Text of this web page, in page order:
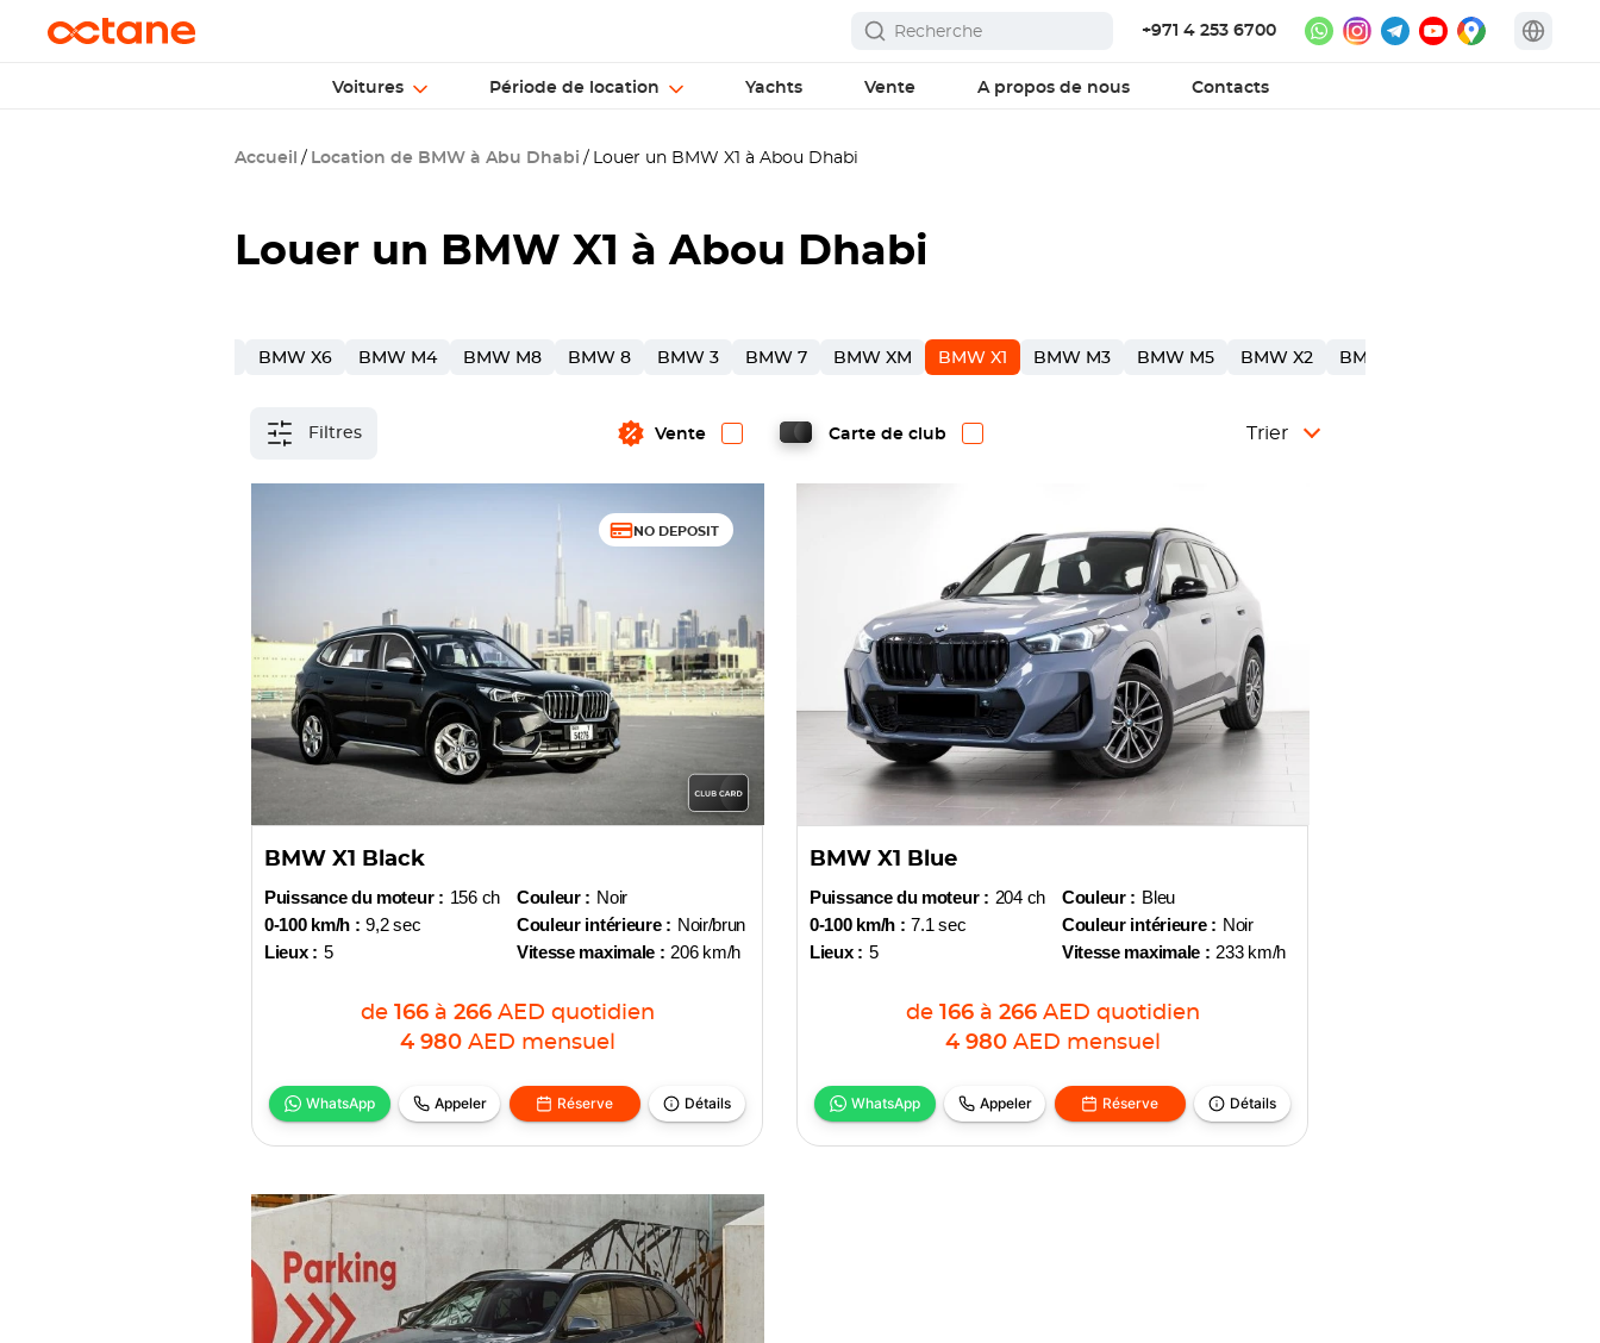
+971 4 253 6700
Voitures Période de location Yachts Vente A propos de nous Contacts
Accueil Location de BMW à Abu Dhabi Louer un BMW X1 à Abou Dhabi
Louer un BMW X1 à Abou Dhabi
BMW X6 BMW M4 BMW M8 BMW 8 BMW 3 BMW 7 BMW XM BMW X1 BMW M3 BMW M5 BMW X2 BMW X4
Filtres Vente Carte de club Trier
NO DEPOSIT
BMW X1 Black
Puissance du moteur : 156 ch
0-100 km/h : 9,2 sec
Lieux : 5
Couleur : Noir
Couleur intérieure : Noir/brun
Vitesse maximale : 206 km/h
de 166 à 266 AED quotidien
4 980 AED mensuel
WhatsApp Appeler Réserve Détails
BMW X1 Blue
Puissance du moteur : 204 ch
0-100 km/h : 7.1 sec
Lieux : 5
Couleur : Bleu
Couleur intérieure : Noir
Vitesse maximale : 233 km/h
de 166 à 266 AED quotidien
4 980 AED mensuel
WhatsApp Appeler Réserve Détails